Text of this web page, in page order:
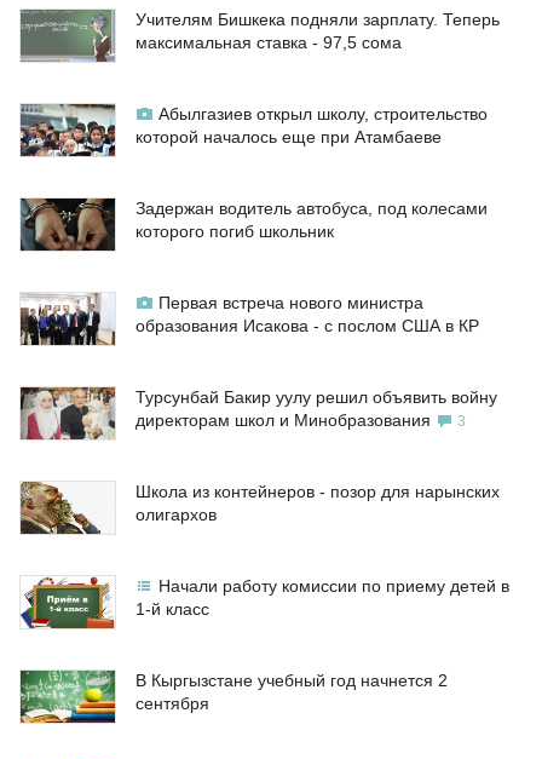
Учителям Бишкека подняли зарплату. Теперь
максимальная ставка - 97,5 сома
Абылгазиев открыл школу, строительство
которой началось еще при Атамбаеве
Задержан водитель автобуса, под колесами
которого погиб школьник
Первая встреча нового министра
образования Исакова - с послом США в КР
Турсунбай Бакир уулу решил объявить войну
директорам школ и Минобразования
3
Школа из контейнеров - позор для нарынских
олигархов
Начали работу комиссии по приему детей в
1-й класс
В Кыргызстане учебный год начнется 2
сентября